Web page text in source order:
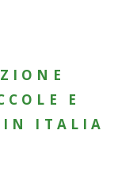
E
IN ITALIA